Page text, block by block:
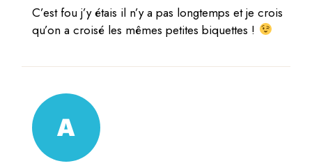
C’est fou j’y étais il n’y a pas longtemps et je crois
qu’on a croisé les mêmes petites biquettes !